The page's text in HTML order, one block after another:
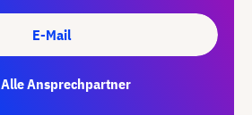
E-Mail
Alle Ansprechpartner